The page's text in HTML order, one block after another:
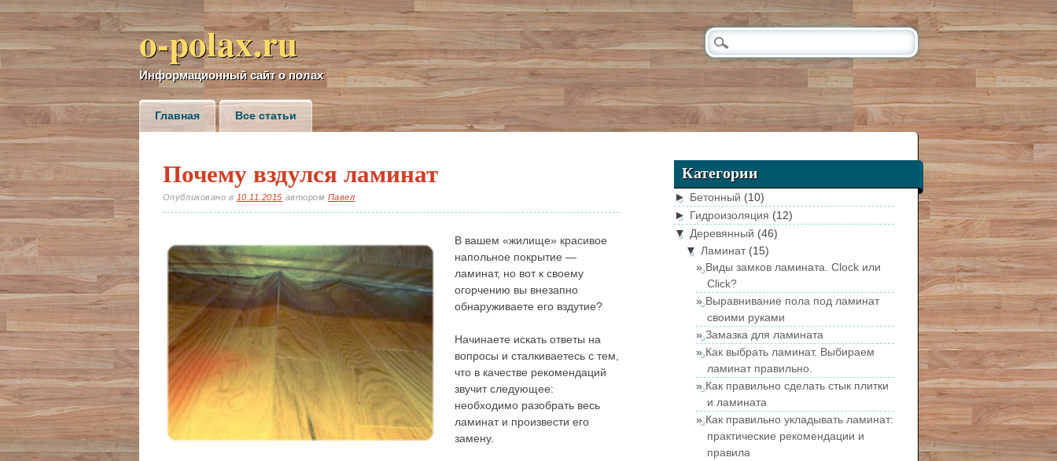
o-polax.ru
Информационный сайт о полах
Главное меню
Skip to content
Главная Все статьи
Почему вздулся ламинат
Опубликовано в 10.11.2015 автором Павел
В вашем «жилище» красивое
напольное покрытие —
ламинат, но вот к своему
огорчению вы внезапно
обнаруживаете его вздутие?
Начинаете искать ответы на
вопросы и сталкиваетесь с тем,
что в качестве рекомендаций
звучит следующее:
необходимо разобрать весь
ламинат и произвести его
замену.
Категории
► Бетонный (10)
► Гидроизоляция (12)
▼ Деревянный (46)
▼ Ламинат(15)
Виды замков ламината. Clock или
Click?
Выравнивание пола под ламинат
своими руками
Замазка для ламината
Как выбрать ламинат. Выбираем
ламинат правильно.
Как правильно сделать стык плитки
и ламината
Как правильно укладывать ламинат:
практические рекомендации и
правила